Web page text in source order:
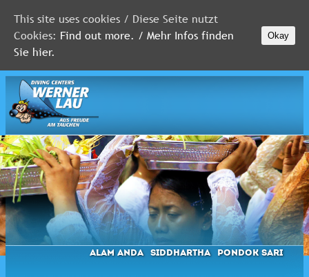
MALEDIVEN
ROTES
MEER
FLORIDA
Newsletter
Alam Anda Siddhartha Pondok Sari
This site uses cookies / Diese Seite nutzt
Cookies: Find out more. / Mehr Infos finden
Sie hier.
Okay